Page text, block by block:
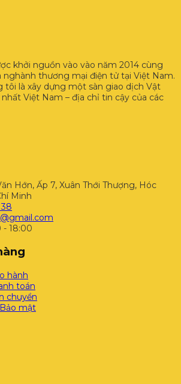
khởi nguồn vào vào năm 2014 cùng
nghành thương mại điện tử tại Việt Nam.
tôi là xây dựng một sàn giao dịch Vật
Việt Nam – địa chỉ tin cậy của các
Hớn, Ấp 7, Xuân Thới Thượng, Hóc
Minh
- 18:00
hành
toán
chuyển
mật